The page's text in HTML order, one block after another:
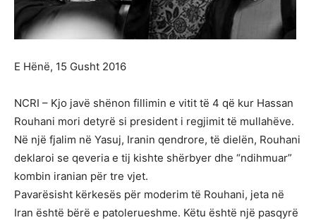
E Hënë, 15 Gusht 2016
NCRI – Kjo javë shënon fillimin e vitit të 4 që kur Hassan
Rouhani mori detyrë si president i regjimit të mullahëve.
Në një fjalim në Yasuj, Iranin qendrore, të dielën, Rouhani
deklaroi se qeveria e tij kishte shërbyer dhe “ndihmuar”
kombin iranian për tre vjet.
Pavarësisht kërkesës për moderim të Rouhani, jeta në
Iran është bërë e patolerueshme. Këtu është një pasqyrë